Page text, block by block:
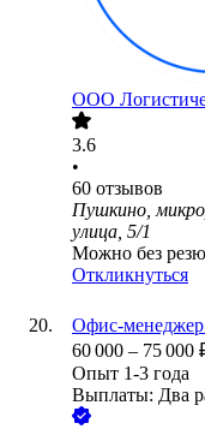
ООО
3.6
•
60 отзывов
Пушкино,
улица, 5/1
Можно без
Откликнуться
Офис-менеджер
60 000 – 75 000
Опыт 1-3 года
Выплаты: Два